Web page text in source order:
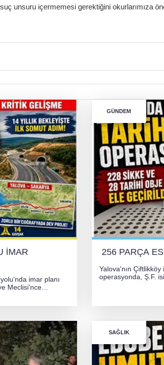
unsuru içermemesi gerektiğini okurlarımıza
İMAR
imar planı
Meclisi'nce
GÜNDEM
256 PARÇA
Yalova'nın
operasyonda, Ş.F.
SAĞLIK